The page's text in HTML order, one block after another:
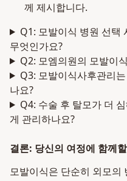
께 제시합니다.
Q1: 모발이식 병원 선택
무엇인가요?
Q2: 모엠의원의 모발이
Q3: 모발이식사후관리
나요?
Q4: 수술 후 탈모가 더
게 관리하나요?
결론: 당신의 여정에 함께
모발이식은 단순히 외모의